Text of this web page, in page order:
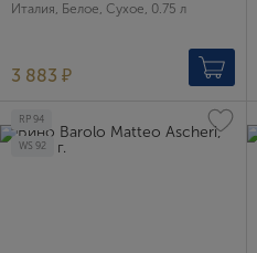
Италия, Белое, Сухое, 0.75 л
3 883 ₽
RP 94
WS 92